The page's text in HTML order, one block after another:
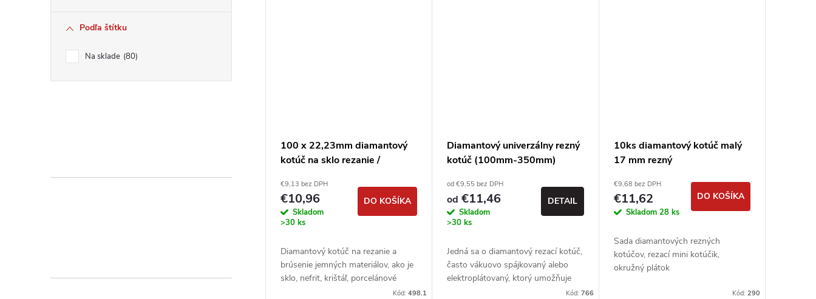
Podľa štítku
Na sklade 80
100 x 22,23mm diamantový
kotúč na sklo rezanie /
€9,13 bez DPH
€10,96
Skladom
>30 ks
DO KOŠÍKA
Diamantový kotúč na rezanie a
brúsenie jemných materiálov, ako je
sklo, nefrit, krištáľ, porcelánové
Kód:498.1
Diamantový univerzálny rezný
kotúč (100mm-350mm)
od €9,55 bez DPH
od €11,46
Skladom
>30 ks
DETAIL
Jedná sa o diamantový rezací kotúč,
často vákuovo spájkovaný alebo
elektroplátovaný, ktorý umožňuje
rezanie širokej škály materiálov bez
Kód: 766
10ks diamantový kotúč malý
17 mm rezný
€9,68 bez DPH
€11,62
Skladom 28 ks
DO KOŠÍKA
Sada diamantových rezných
kotúčov, rezací mini kotúčik,
okružný plátok
Kód: 290